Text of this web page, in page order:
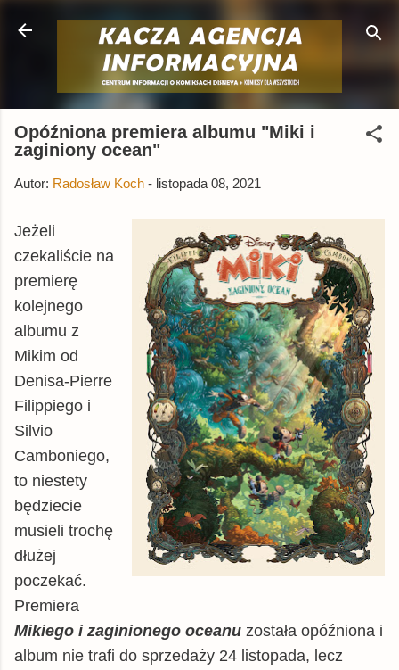
Przejdź do głównej zawartości
Opóźniona premiera albumu "Miki i
zaginiony ocean"
Autor: Radosław Koch - listopada 08, 2021
Jeżeli
czekaliście na
premierę
kolejnego
albumu z
Mikim od
Denisa-Pierre
Filippiego i
Silvio
Camboniego,
to niestety
będziecie
musieli trochę
dłużej
poczekać.
Premiera
Mikiego i zaginionego oceanu została opóźniona i
album nie trafi do sprzedaży 24 listopada, lecz